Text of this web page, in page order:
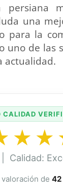
persiana
una
para la
uno de las
actualidad.
CALIDAD
| Calidad:
de 42